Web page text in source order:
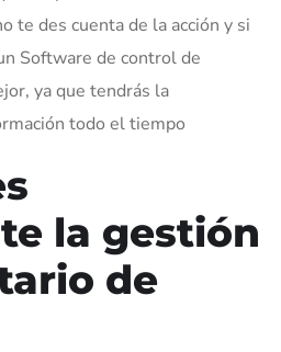
te des cuenta de la acción y si
Software de control de
ya que tendrás la
todo el tiempo
la gestión
de